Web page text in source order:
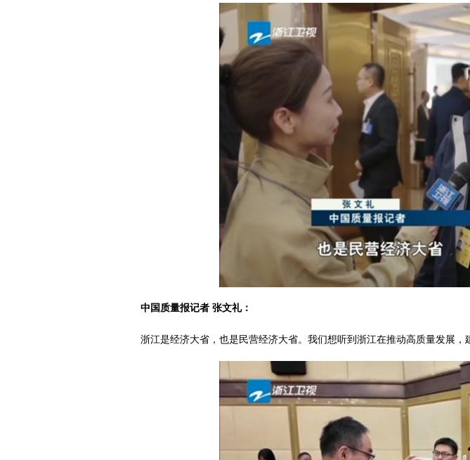
中国质量报记者 张文礼：
浙江是经济大省，也是民营经济大省。我们想听到浙江在推动高质量发展